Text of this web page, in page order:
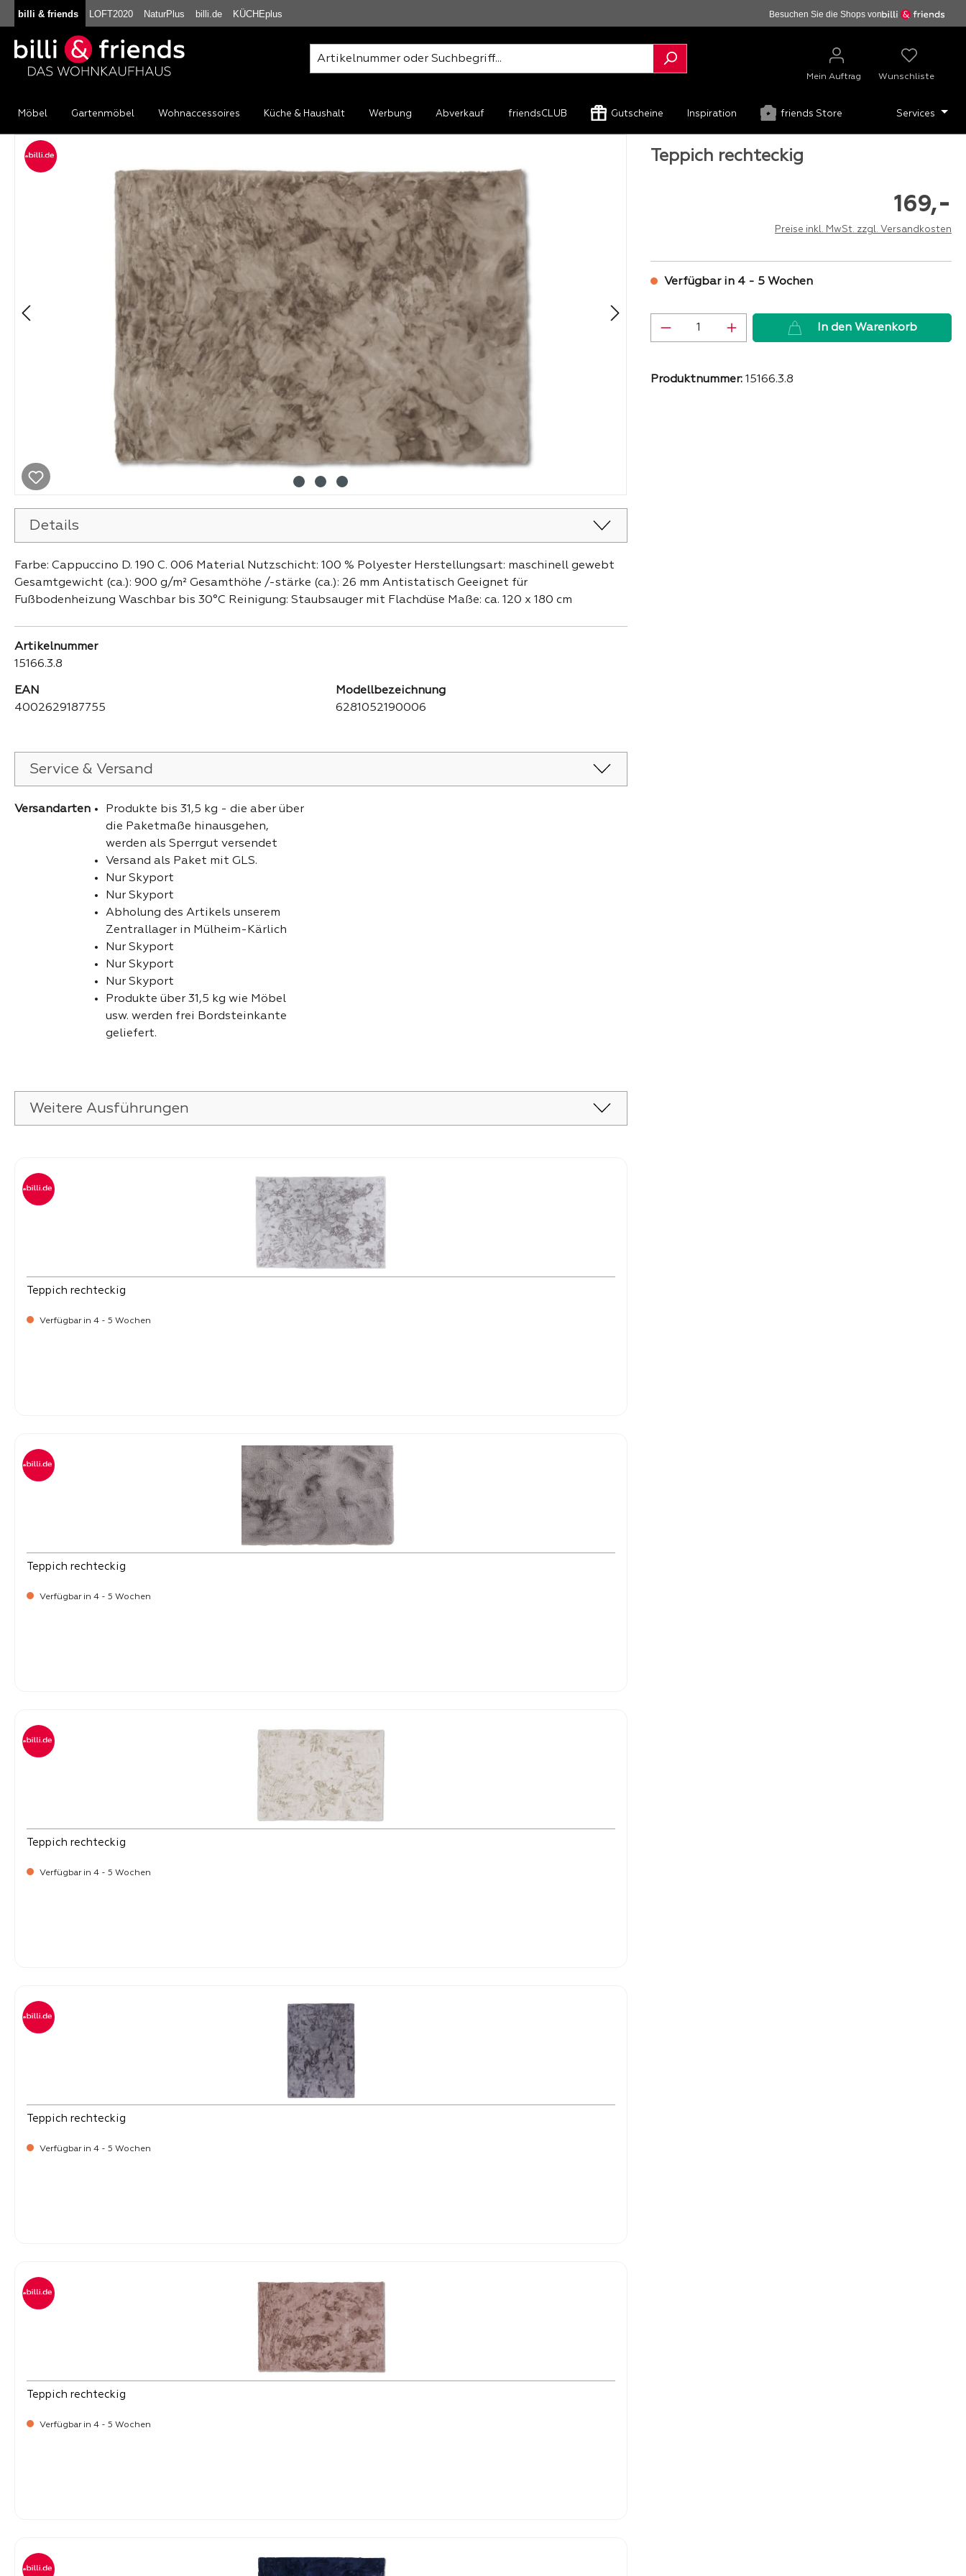
Hauptinhalt springen
Zur Suche springen
Zur Hauptnavigation springen
billi & friends LOFT2020 NaturPlus billi.de KÜCHEplus Besuchen Sie die Shops von
Mein Auftrag Wunschliste
Möbel Gartenmöbel Wohnaccessoires Küche & Haushalt Werbung Abverkauf friendsCLUB Gutscheine Inspiration friends Store Services
Bildergalerie überspringen
Teppich rechteckig
169,-
Preise inkl. MwSt. zzgl. Versandkosten
Verfügbar in 4 - 5 Wochen
Produkt Anzahl: Gib denIn den Warenkorb
Produktnummer: 15166.3.8
Details
Farbe: Cappuccino D. 190 C. 006 Material Nutzschicht: 100 % Polyester Herstellungsart: maschinell gewebt
Gesamtgewicht (ca.): 900 g/m² Gesamthöhe /-stärke (ca.): 26 mm Antistatisch Geeignet für
Fußbodenheizung Waschbar bis 30°C Reinigung: Staubsauger mit Flachdüse Maße: ca. 120 x 180 cm
Artikelnummer
15166.3.8
EAN
4002629187755
Modellbezeichnung
6281052190006
Service & Versand
Versandarten
Produkte bis 31,5 kg - die aber über
die Paketmaße hinausgehen,
werden als Sperrgut versendet
Versand als Paket mit GLS.
Nur Skyport
Nur Skyport
Abholung des Artikels unserem
Zentrallager in Mülheim-Kärlich
Nur Skyport
Nur Skyport
Nur Skyport
Produkte über 31,5 kg wie Möbel
usw. werden frei Bordsteinkante
geliefert.
Weitere Ausführungen
Teppich rechteckig
Verfügbar in 4 - 5 Wochen
Teppich rechteckig
Verfügbar in 4 - 5 Wochen
Teppich rechteckig
Verfügbar in 4 - 5 Wochen
Teppich rechteckig
Verfügbar in 4 - 5 Wochen
Teppich rechteckig
Verfügbar in 4 - 5 Wochen